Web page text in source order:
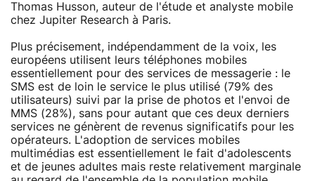
Thomas Husson, auteur de l'étude et analyste mobile
chez Jupiter Research à Paris.
Plus précisement, indépendamment de la voix, les
européens utilisent leurs téléphones mobiles
essentiellement pour des services de messagerie : le
SMS est de loin le service le plus utilisé (79% des
utilisateurs) suivi par la prise de photos et l'envoi de
MMS (28%), sans pour autant que ces deux derniers
services ne génèrent de revenus significatifs pour les
opérateurs. L'adoption de services mobiles
multimédias est essentiellement le fait d'adolescents
et de jeunes adultes mais reste relativement marginale